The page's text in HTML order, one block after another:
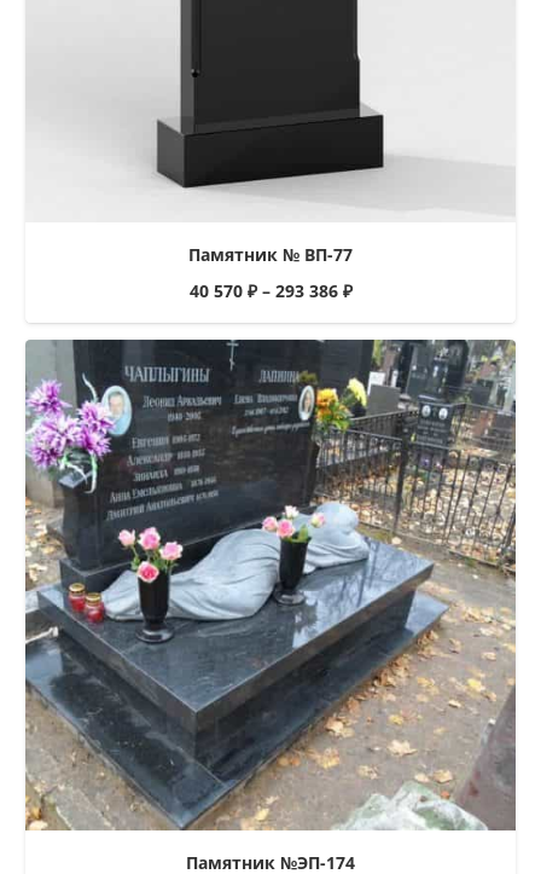
Памятник № ВП-77
40 570 ₽– 293 386 ₽
Памятник №ЭП-174